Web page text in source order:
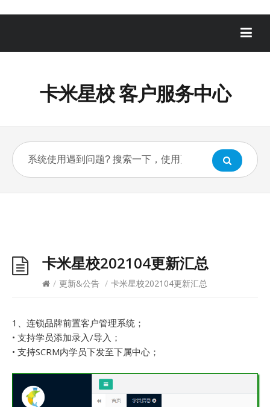
卡米星校 客户服务中心
卡米星校202104更新汇总
/ 更新&公告 / 卡米星校202104更新汇总
1、连锁品牌前置客户管理系统；
• 支持学员添加录入/导入；
• 支持SCRM内学员下发至下属中心；